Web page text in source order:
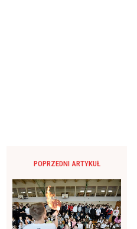
POPRZEDNI ARTYKUŁ